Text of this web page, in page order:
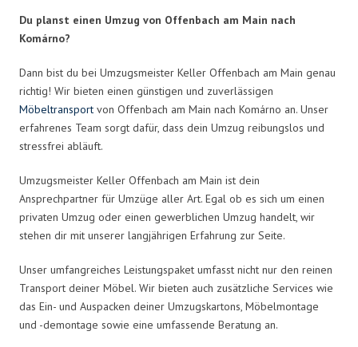
Du planst einen Umzug von Offenbach am Main nach
Komárno?
Dann bist du bei Umzugsmeister Keller Offenbach am Main genau
richtig! Wir bieten einen günstigen und zuverlässigen
Möbeltransport von Offenbach am Main nach Komárno an. Unser
erfahrenes Team sorgt dafür, dass dein Umzug reibungslos und
stressfrei abläuft.
Umzugsmeister Keller Offenbach am Main ist dein
Ansprechpartner für Umzüge aller Art. Egal ob es sich um einen
privaten Umzug oder einen gewerblichen Umzug handelt, wir
stehen dir mit unserer langjährigen Erfahrung zur Seite.
Unser umfangreiches Leistungspaket umfasst nicht nur den reinen
Transport deiner Möbel. Wir bieten auch zusätzliche Services wie
das Ein- und Auspacken deiner Umzugskartons, Möbelmontage
und -demontage sowie eine umfassende Beratung an.